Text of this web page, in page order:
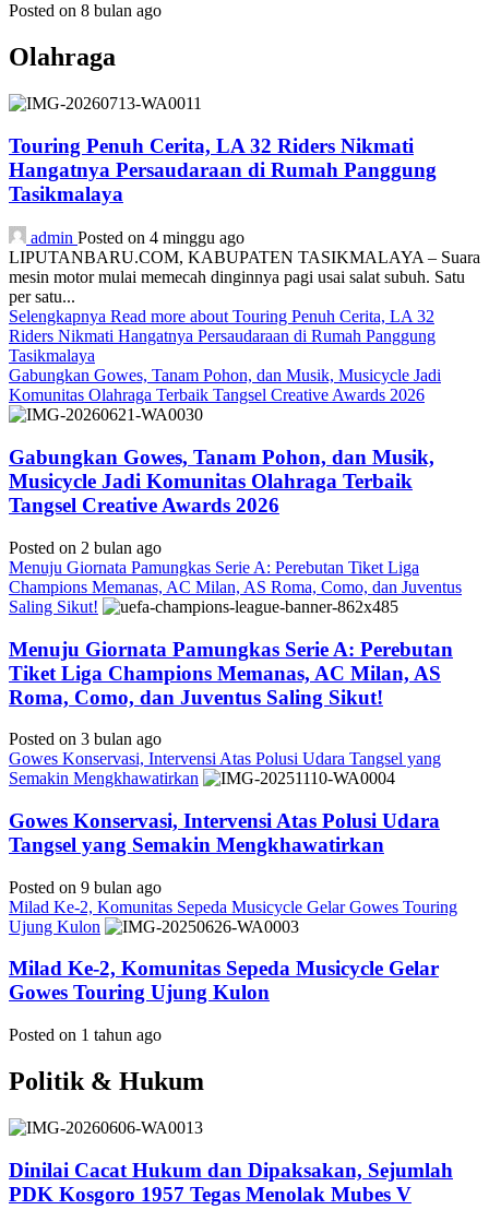
Posted on 8 bulan ago
Olahraga
Touring Penuh Cerita, LA 32 Riders Nikmati
Hangatnya Persaudaraan di Rumah Panggung
Tasikmalaya
admin Posted on 4 minggu ago
LIPUTANBARU.COM, KABUPATEN TASIKMALAYA – Suara
mesin motor mulai memecah dinginnya pagi usai salat subuh. Satu
per satu...
Selengkapnya Read more about Touring Penuh Cerita, LA 32
Riders Nikmati Hangatnya Persaudaraan di Rumah Panggung
Tasikmalaya
Gabungkan Gowes, Tanam Pohon, dan Musik, Musicycle Jadi
Komunitas Olahraga Terbaik Tangsel Creative Awards 2026
Gabungkan Gowes, Tanam Pohon, dan Musik,
Musicycle Jadi Komunitas Olahraga Terbaik
Tangsel Creative Awards 2026
Posted on 2 bulan ago
Menuju Giornata Pamungkas Serie A: Perebutan Tiket Liga
Champions Memanas, AC Milan, AS Roma, Como, dan Juventus
Saling Sikut!
Menuju Giornata Pamungkas Serie A: Perebutan
Tiket Liga Champions Memanas, AC Milan, AS
Roma, Como, dan Juventus Saling Sikut!
Posted on 3 bulan ago
Gowes Konservasi, Intervensi Atas Polusi Udara Tangsel yang
Semakin Mengkhawatirkan
Gowes Konservasi, Intervensi Atas Polusi Udara
Tangsel yang Semakin Mengkhawatirkan
Posted on 9 bulan ago
Milad Ke-2, Komunitas Sepeda Musicycle Gelar Gowes Touring
Ujung Kulon
Milad Ke-2, Komunitas Sepeda Musicycle Gelar
Gowes Touring Ujung Kulon
Posted on 1 tahun ago
Politik & Hukum
Dinilai Cacat Hukum dan Dipaksakan, Sejumlah
PDK Kosgoro 1957 Tegas Menolak Mubes V